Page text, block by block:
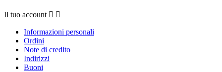
Il tuo account  
Informazioni personali
Ordini
Note di credito
Indirizzi
Buoni